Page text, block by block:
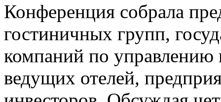
Конференция собрала
гостиничных групп,
компаний по
ведущих отелей,